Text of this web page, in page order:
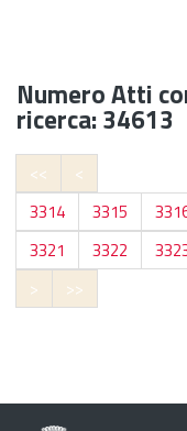
Numero Atti
ricerca: 34613
<<
<
3314
3315
3321
3322
>
>>